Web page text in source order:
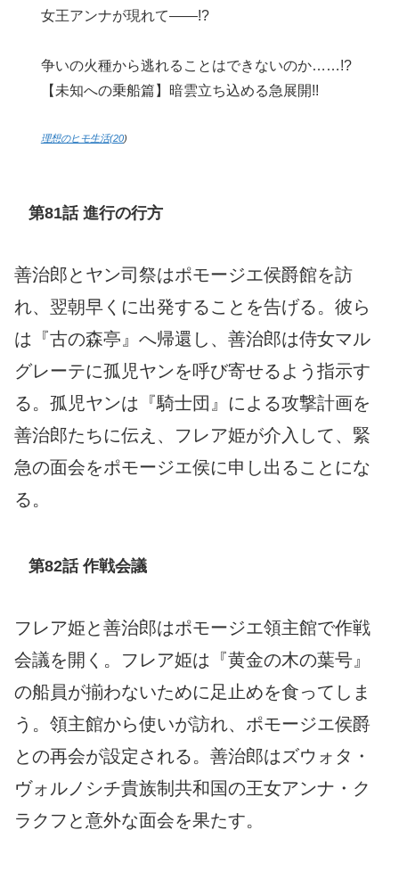
女王アンナが現れて――!?
争いの火種から逃れることはできないのか……!?
【未知への乗船篇】暗雲立ち込める急展開!!
理想のヒモ生活(20)
第81話 進行の行方
善治郎とヤン司祭はポモージエ侯爵館を訪
れ、翌朝早くに出発することを告げる。彼ら
は『古の森亭』へ帰還し、善治郎は侍女マル
グレーテに孤児ヤンを呼び寄せるよう指示す
る。孤児ヤンは『騎士団』による攻撃計画を
善治郎たちに伝え、フレア姫が介入して、緊
急の面会をポモージエ侯に申し出ることにな
る。
第82話 作戦会議
フレア姫と善治郎はポモージエ領主館で作戦
会議を開く。フレア姫は『黄金の木の葉号』
の船員が揃わないために足止めを食ってしま
う。領主館から使いが訪れ、ポモージエ侯爵
との再会が設定される。善治郎はズウォタ・
ヴォルノシチ貴族制共和国の王女アンナ・ク
ラクフと意外な面会を果たす。